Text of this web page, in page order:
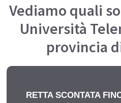
Vediamo quali
Università
provincia
RETTA SCONTATA